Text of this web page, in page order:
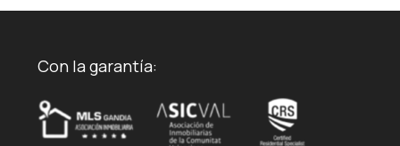
Con la garantía: